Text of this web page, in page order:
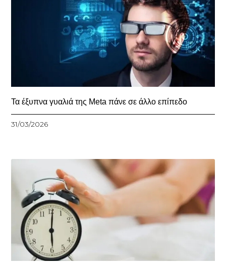
Τα έξυπνα γυαλιά της Meta πάνε σε άλλο επίπεδο
31/03/2026